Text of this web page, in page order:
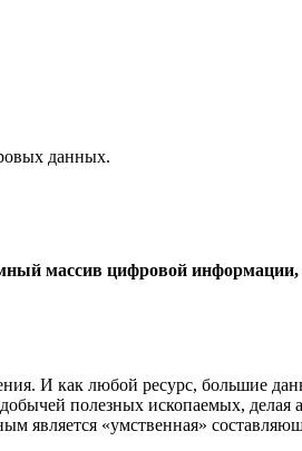
данных.
массив цифровой информации,
И как любой ресурс, большие
полезных ископаемых, делая
является «умственная»